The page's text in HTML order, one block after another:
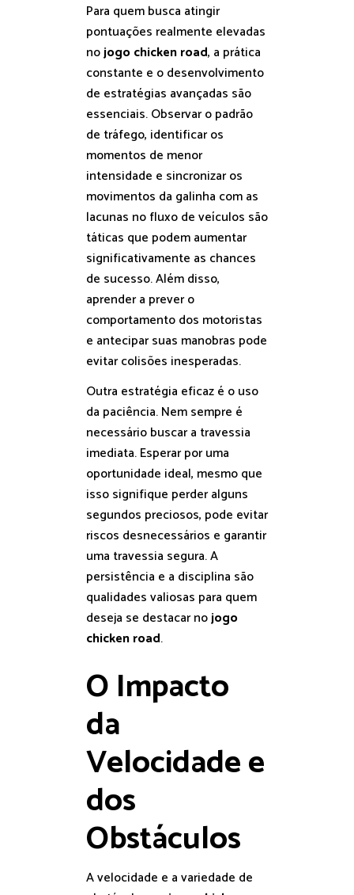
Para quem busca atingir
pontuações realmente elevadas
nojogo chicken road, a prática
constante e o desenvolvimento
de estratégias avançadas são
essenciais. Observar o padrão
de tráfego, identificar os
momentos de menor
intensidade e sincronizar os
movimentos da galinha com as
lacunas no fluxo de veículos são
táticas que podem aumentar
significativamente as chances
de sucesso. Além disso,
aprender a prever o
comportamento dos motoristas
e antecipar suas manobras pode
evitar colisões inesperadas.
Outra estratégia eficaz é o uso
da paciência. Nem sempre é
necessário buscar a travessia
imediata. Esperar por uma
oportunidade ideal, mesmo que
isso signifique perder alguns
segundos preciosos, pode evitar
riscos desnecessários e garantir
uma travessia segura. A
persistência e a disciplina são
qualidades valiosas para quem
deseja se destacar nojogo
chicken road.
O Impacto
da
Velocidade e
dos
Obstáculos
A velocidade e a variedade de